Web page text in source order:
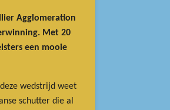
Agglomeration
Met 20
een mooie
wedstrijd weet
schutter die al